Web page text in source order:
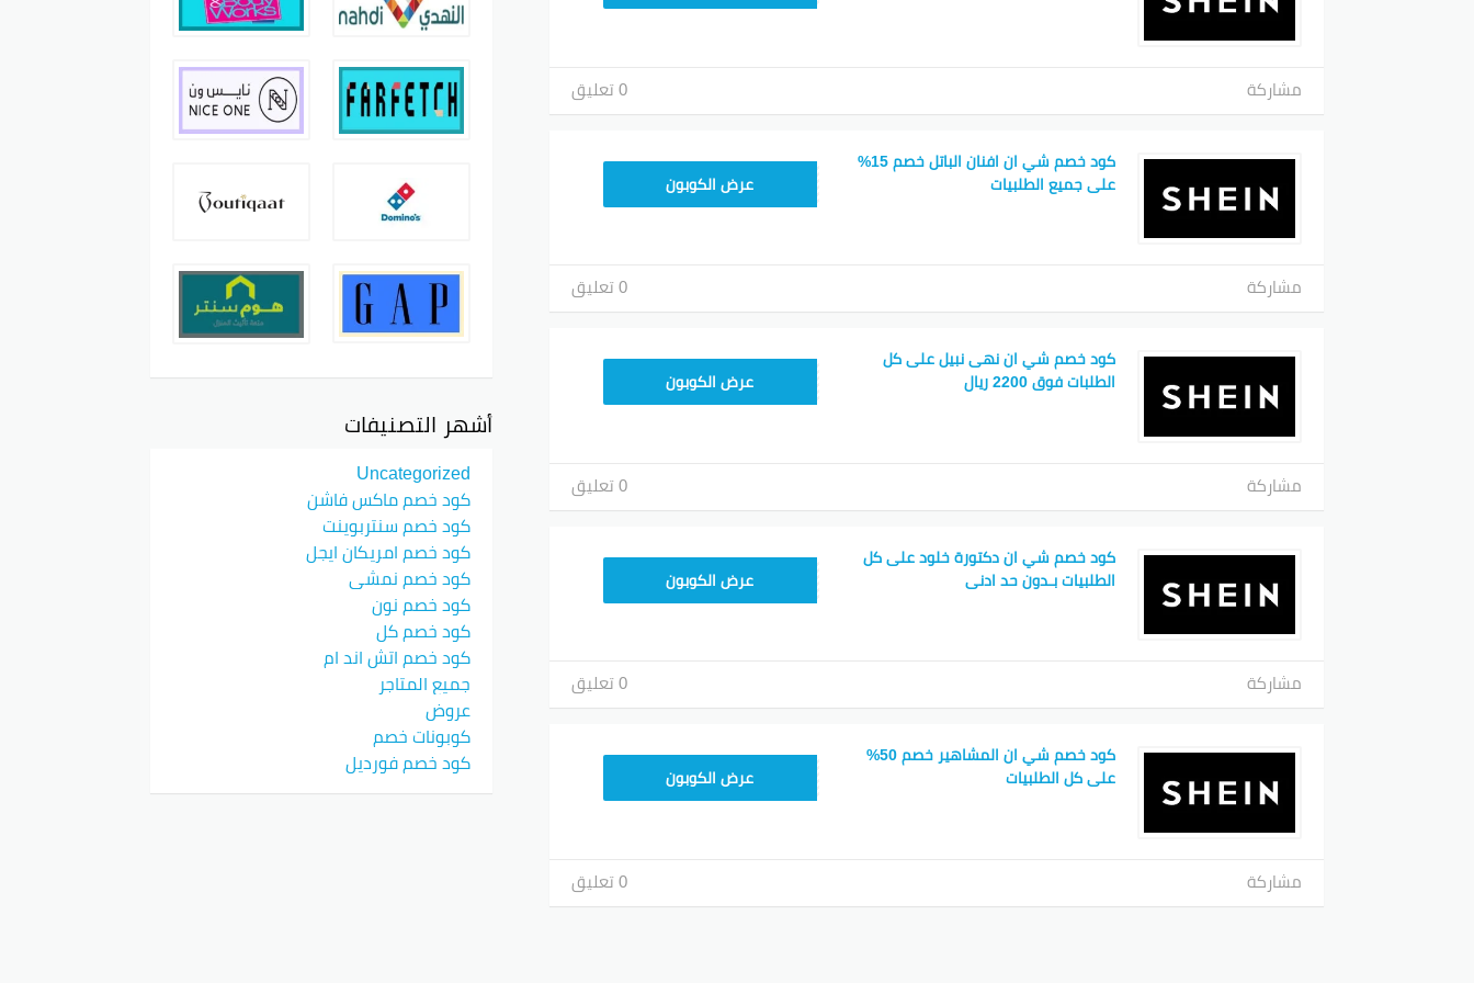
مشاركة 0 تعليق
كود خصم شي ان افنان الباتل خصم 15%
على جميع الطلبيات
MEAF25عرض الكوبون
مشاركة 0 تعليق
كود خصم شي ان نهى نبيل على كل
الطلبات فوق 2200 ريال
MEAF25عرض الكوبون
مشاركة 0 تعليق
كود خصم شي ان دكتورة خلود على كل
الطلبيات بـدون حد ادنى
MEAF25عرض الكوبون
مشاركة 0 تعليق
كود خصم شي ان المشاهير خصم 50%
على كل الطلبيات
MEAF25عرض الكوبون
مشاركة 0 تعليق
أشهر التصنيفات
Uncategorized
كود خصم ماكس فاشن
كود خصم سنتربوينت
كود خصم امريكان ايجل
كود خصم نمشي
كود خصم نون
كود خصم كل
كود خصم اتش اند ام
جميع المتاجر
عروض
كوبونات خصم
كود خصم فورديل